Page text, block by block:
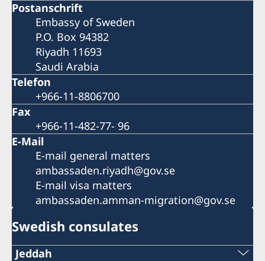
Postanschrift
Embassy of Sweden
P.O. Box 94382
Riyadh 11693
Saudi Arabia
Telefon
+966-11-8806700
Fax
+966-11-482-77- 96
E-Mail
E-mail general matters
ambassaden.riyadh@gov.se
E-mail visa matters
ambassaden.amman-migration@gov.se
Swedish consulates
Jeddah